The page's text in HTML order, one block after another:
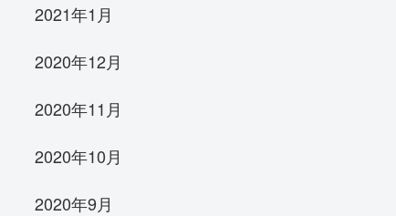
2021年1月
2020年12月
2020年11月
2020年10月
2020年9月